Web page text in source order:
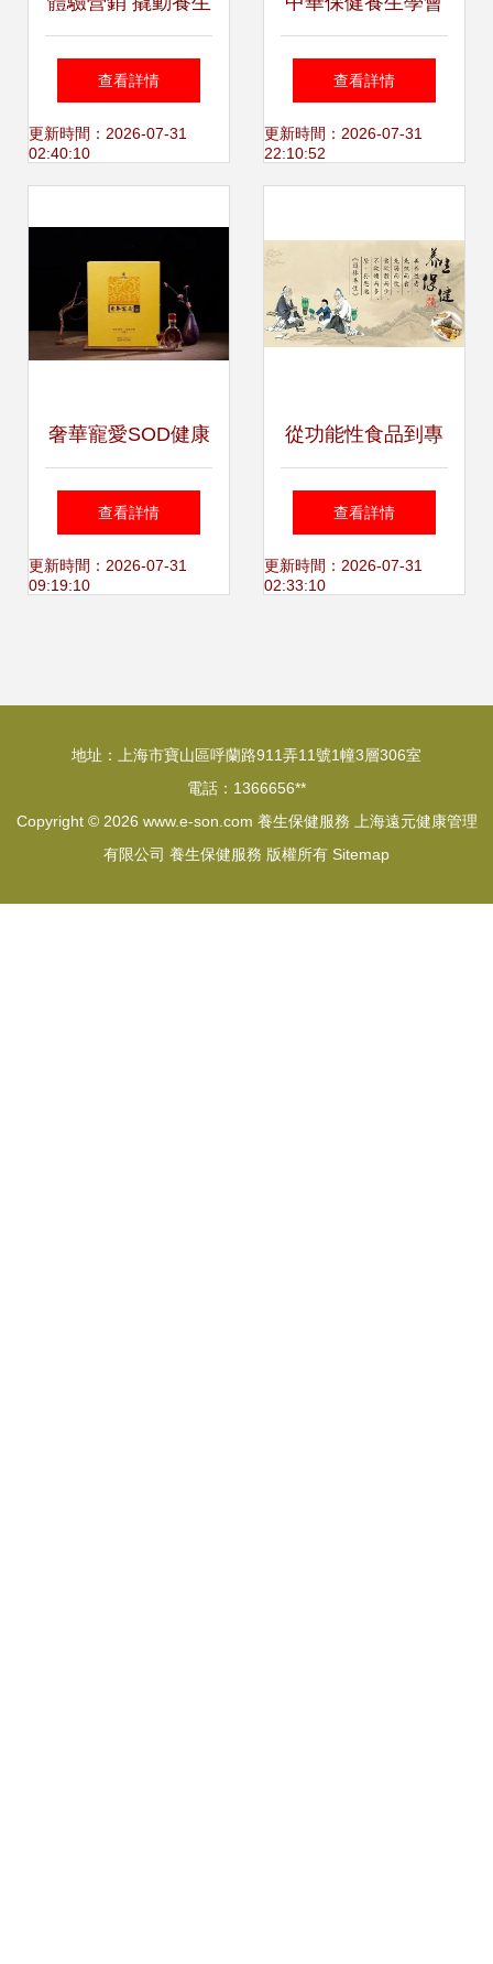
保健市場的新引擎
查看詳情
更新時間：2026-07-31
02:40:10
守護健康，傳遞智
慧
查看詳情
更新時間：2026-07-31
22:10:52
奢華寵愛SOD健康
養生酒 開啟精致養
生保健新體驗
查看詳情
更新時間：2026-07-31
09:19:10
從功能性食品到專
業服務 現代養生保
健的雙翼
查看詳情
更新時間：2026-07-31
02:33:10
地址：上海市寶山區呼蘭路911弄11號1幢3層306室
電話：1366656**
Copyright © 2026 www.e-son.com 養生保健服務
上海遠元健康管理
有限公司 養生保健服務 版權所有 Sitemap